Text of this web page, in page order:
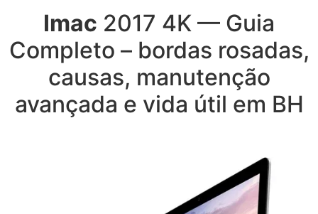
Imac 2017 4K — Guia
Completo – bordas rosadas,
causas, manutenção
avançada e vida útil em BH